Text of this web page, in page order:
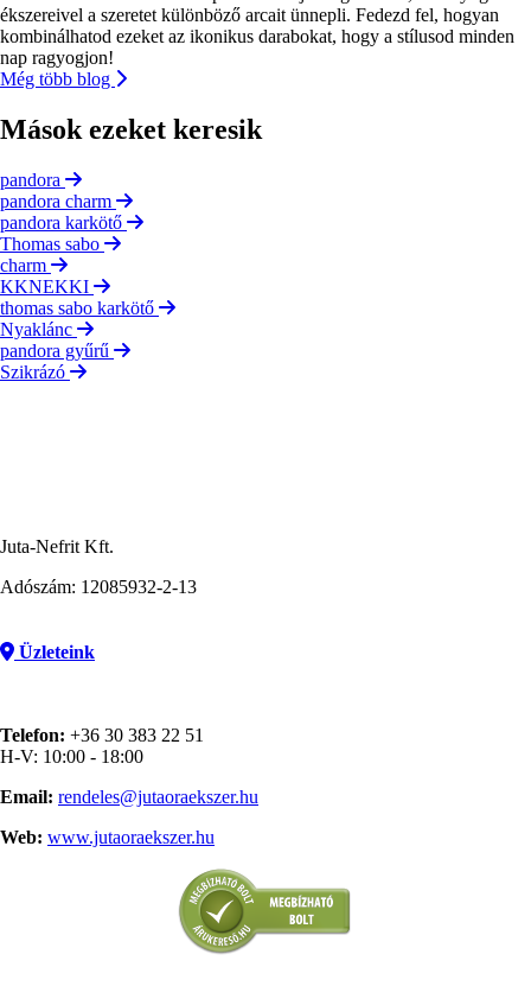
ékszereivel a szeretet különböző arcait ünnepli. Fedezd fel, hogyan
kombinálhatod ezeket az ikonikus darabokat, hogy a stílusod minden
nap ragyogjon!
Még több blog
Mások ezeket keresik
pandora
pandora charm
pandora karkötő
Thomas sabo
charm
KKNEKKI
thomas sabo karkötő
Nyaklánc
pandora gyűrű
Szikrázó
Juta-Nefrit Kft.
Adószám: 12085932-2-13
Üzleteink
Telefon: +36 30 383 22 51
H-V: 10:00 - 18:00
Email: rendeles@jutaoraekszer.hu
Web: www.jutaoraekszer.hu